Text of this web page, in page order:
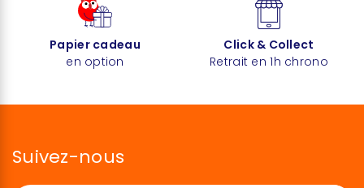
Papier cadeau
en option
Click & Collect
Retrait en 1h chrono
Suivez-nous